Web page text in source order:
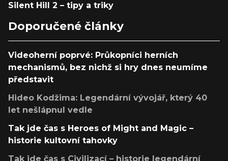
Silent Hill 2 – tipy a triky
Doporučené články
Videoherní poprvé: Průkopníci herních
mechanismů, bez nichž si hry dnes neumíme
představit
Hideo Kodžima: Legendární vývojář, který 40
let nešlápnul vedle
Tak jde čas s Heroes of Might and Magic –
historie kultovní tahovky
Tak jde čas s Civilizací – historie legendární